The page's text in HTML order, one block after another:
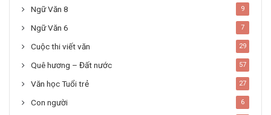
Ngữ Văn 8 9
Ngữ Văn 6 7
Cuộc thi viết văn 29
Quê hương – Đất nước 57
Văn học Tuổi trẻ 27
Con người 6